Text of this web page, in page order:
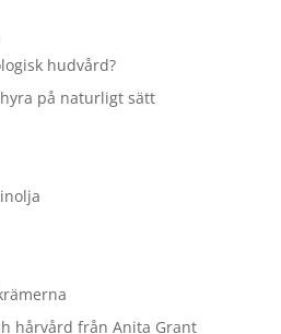
hudvård?
på naturligt sätt
hårvård från Anita Grant